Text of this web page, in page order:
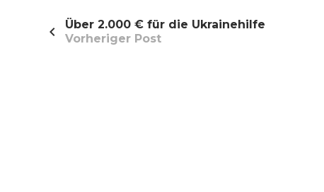
Über 2.000 € für die Ukrainehilfe
Vorheriger Post